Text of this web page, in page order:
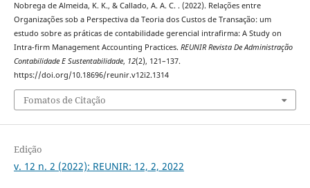
Nobrega de Almeida, K. K., & Callado, A. A. C. . (2022). Relações entre
Organizações sob a Perspectiva da Teoria dos Custos de Transação: um
estudo sobre as práticas de contabilidade gerencial intrafirma: A Study on
Intra-firm Management Accounting Practices. REUNIR Revista De Administração
Contabilidade E Sustentabilidade, 12(2), 121–137.
https://doi.org/10.18696/reunir.v12i2.1314
Fomatos de Citação
Edição
v. 12 n. 2 (2022): REUNIR: 12, 2, 2022